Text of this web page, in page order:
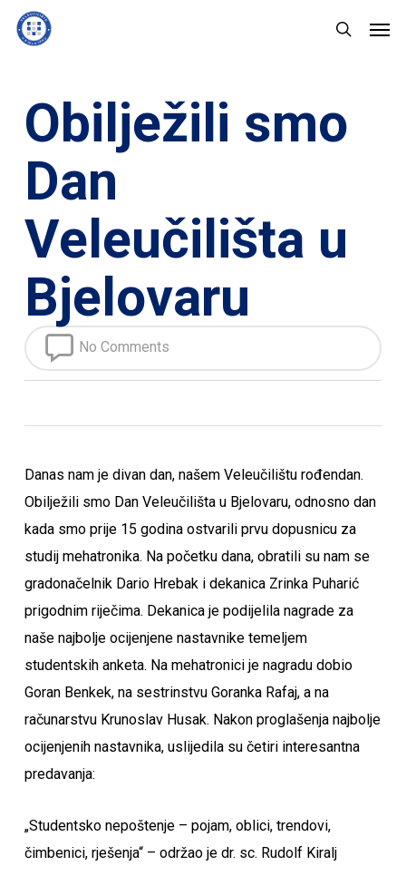
Skip
search
Obilježili smo
Dan
Veleučilišta u
Bjelovaru
No Comments
Danas nam je divan dan, našem Veleučilištu rođendan.
Obilježili smo Dan Veleučilišta u Bjelovaru, odnosno dan
kada smo prije 15 godina ostvarili prvu dopusnicu za
studij mehatronika. Na početku dana, obratili su nam se
gradonačelnik Dario Hrebak i dekanica Zrinka Puharić
prigodnim riječima. Dekanica je podijelila nagrade za
naše najbolje ocijenjene nastavnike temeljem
studentskih anketa. Na mehatronici je nagradu dobio
Goran Benkek, na sestrinstvu Goranka Rafaj, a na
računarstvu Krunoslav Husak. Nakon proglašenja najbolje
ocijenjenih nastavnika, uslijedila su četiri interesantna
predavanja:
„Studentsko nepoštenje – pojam, oblici, trendovi,
čimbenici, rješenja“ – održao je dr. sc. Rudolf Kiralj